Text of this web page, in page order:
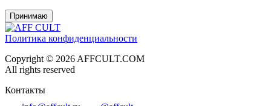
Принимаю
Политика конфиденциальности
Copyright © 2026 AFFCULT.COM
All rights reserved
Контакты